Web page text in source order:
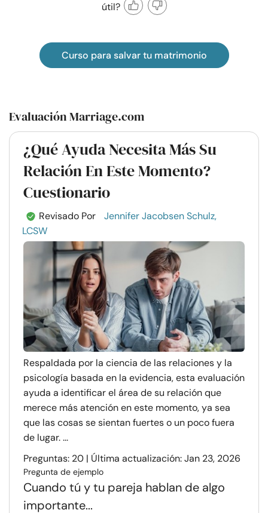
útil?
Curso para salvar tu matrimonio
Evaluación Marriage.com
¿Qué Ayuda Necesita Más Su
Relación En Este Momento?
Cuestionario
Revisado Por
Jennifer Jacobsen Schulz,
LCSW
Respaldada por la ciencia de las relaciones y la
psicología basada en la evidencia, esta evaluación
ayuda a identificar el área de su relación que
merece más atención en este momento, ya sea
que las cosas se sientan fuertes o un poco fuera
de lugar. ...
Preguntas: 20 | Última actualización: Jan 23, 2026
Pregunta de ejemplo
Cuando tú y tu pareja hablan de algo
importante...